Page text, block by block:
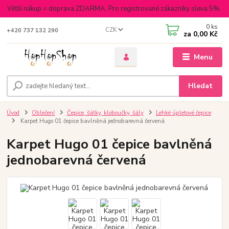
Větší nákup = doprava ZDARMA. Pro registrované zákazníky sleva 5%.
Menu
CZK
Hledat
+420 737 132 290 0 ks
za 0,00 Kč
Úvod Oblečení Čepice, šátky, kloboučky, šály
Lehké úpletové čepice
Karpet Hugo 01 čepice bavlněná jednobarevná červená
Karpet Hugo 01 čepice bavlněná
jednobarevná červená